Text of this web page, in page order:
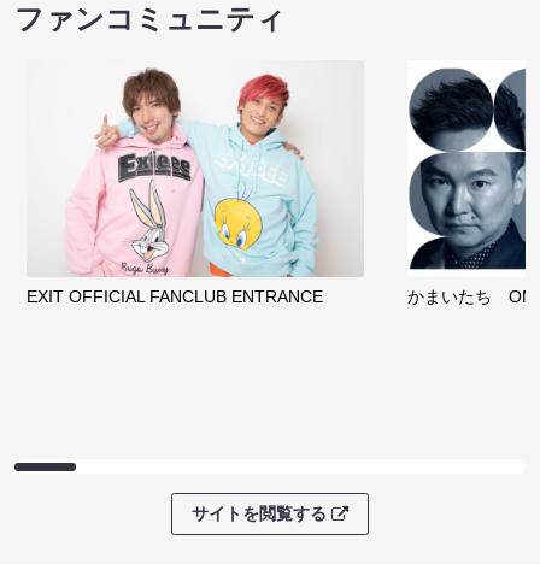
ファンコミュニティ
EXIT OFFICIAL FANCLUB ENTRANCE かまいたち
サイトを閲覧する